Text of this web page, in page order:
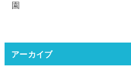
園
アーカイブ